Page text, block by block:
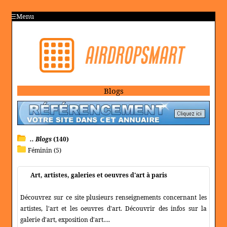
Menu
Blogs
.. Blogs(140)
Féminin (5)
Art, artistes, galeries et oeuvres d'art à paris
Découvrez sur ce site plusieurs renseignements concernant les
artistes, l'art et les oeuvres d'art. Découvrir des infos sur la
galerie d'art, exposition d'art….